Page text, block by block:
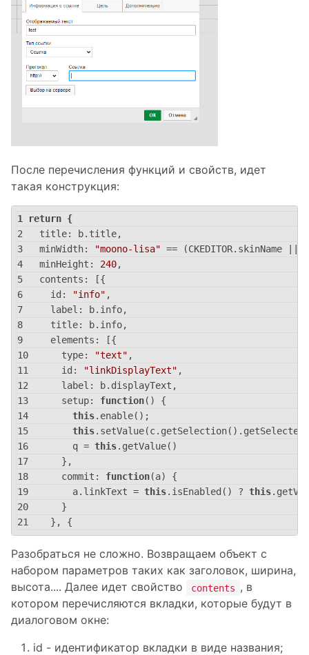
После перечисления функций и свойств, идет
такая конструкция:
return {
title: b.title,
minWidth: "moono-lisa" ==
minHeight : 240,
contents : [{
id : "info" ,
label : b.info,
title: b.info,
elements : [{
type: "text" ,
id : "linkDisplayText" ,
label : b.displayText,
setup: function( ) {
this.enable();
this
        q =
this.getValue()
      },
commit : function(a) {
        a.linkText =
this.isEnabled() ? this
      }
    }, {
Разобраться не сложно. Возвращаем объект с
набором параметров таких как заголовок, ширина,
высота.... Далее идет свойство
contents , в
котором перечисляются вкладки, которые будут в
диалоговом окне:
id - идентификатор вкладки в виде названия;